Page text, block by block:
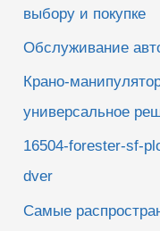
выбору и покупке
Обслуживание
Крано-
универсальное
16504-forester-sf-
dver
Самые